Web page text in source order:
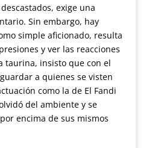
exige una
Sin embargo, hay
simple aficionado, resulta
y ver las reacciones
taurina, insisto que con el
a quienes se visten
como la de El Fandi
del ambiente y se
encima de sus mismos